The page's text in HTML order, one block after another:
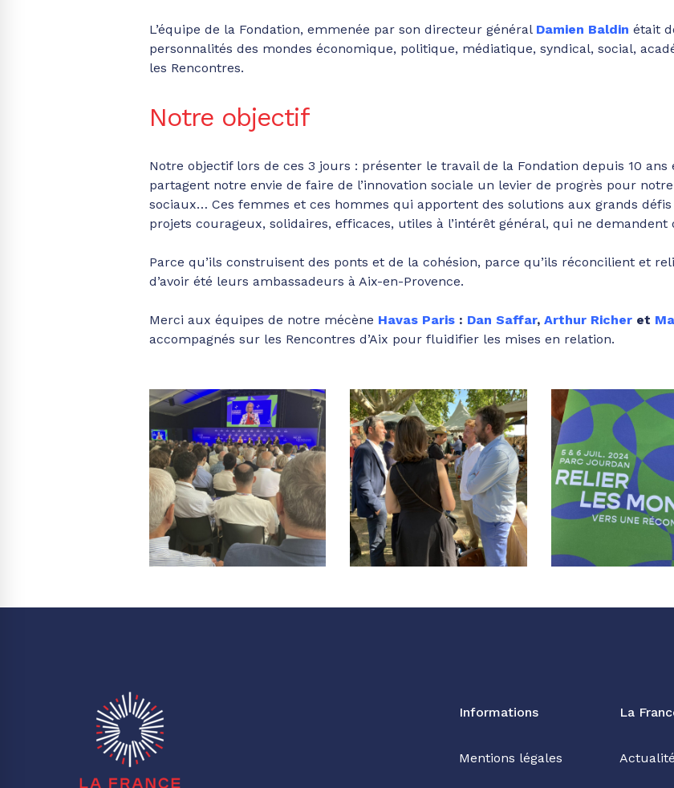
L’équipe de la Fondation, emmenée par son directeur général Damien Baldin était
personnalités des mondes économique, politique, médiatique, syndical, social,
les Rencontres.
Notre objectif
Notre objectif lors de ces 3 jours : présenter le travail de la Fondation depuis 10
partagent notre envie de faire de l’innovation sociale un levier de progrès pour
sociaux… Ces femmes et ces hommes qui apportent des solutions aux grands
projets courageux, solidaires, efficaces, utiles à l’intérêt général, qui ne demandent
Parce qu’ils construisent des ponts et de la cohésion, parce qu’ils réconcilient et
d’avoir été leurs ambassadeurs à Aix-en-Provence.
Merci aux équipes de notre mécène Havas Paris : Dan Saffar, Arthur Richer et
accompagnés sur les Rencontres d’Aix pour fluidifier les mises en relation.
Informations
Mentions légales
La